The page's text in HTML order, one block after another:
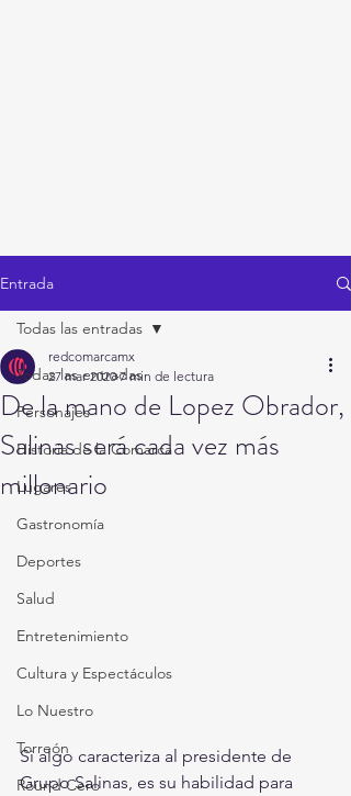
Entrada
Todas las entradas
Personajes
Historia de la Comarca
Lugares
Gastronomía
Deportes
Salud
Entretenimiento
Cultura y Espectáculos
Lo Nuestro
Torreón
Round Cero
Todas las entradas
De la mano de Lopez Obrador,
Salinas será cada vez más
millonario
redcomarcamx
27 mar 2020 7 min de lectura
Si algo caracteriza al presidente de
Grupo Salinas, es su habilidad para